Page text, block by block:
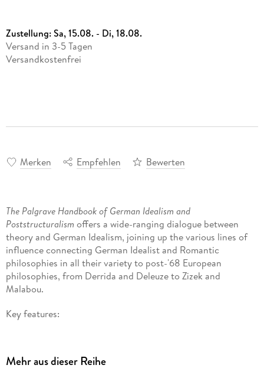
Zustellung:Sa, 15.08. - Di, 18.08.
Versand in 3-5 Tagen
Versandkostenfrei
Merken Empfehlen Bewerten
The Palgrave Handbook of German Idealism and
Poststructuralism offers a wide-ranging dialogue between
theory and German Idealism, joining up the various lines of
influence connecting German Idealist and Romantic
philosophies in all their variety to post-'68 European
philosophies, from Derrida and Deleuze to Zizek and
Malabou.
Key features:
expanded canon of Idealist philosophers and a wide range
Mehr aus dieser Reihe